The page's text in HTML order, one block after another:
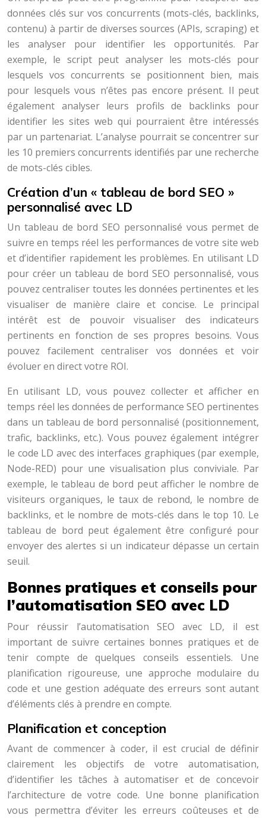
données clés sur vos concurrents (mots-clés, backlinks,
contenu) à partir de diverses sources (APIs, scraping) et
les analyser pour identifier les opportunités. Par
exemple, le script peut analyser les mots-clés pour
lesquels vos concurrents se positionnent bien, mais
pour lesquels vous n’êtes pas encore présent. Il peut
également analyser leurs profils de backlinks pour
identifier les sites web qui pourraient être intéressés
par un partenariat. L’analyse pourrait se concentrer sur
les 10 premiers concurrents identifiés par une recherche
de mots-clés cibles.
Création d’un « tableau de bord SEO »
personnalisé avec LD
Un tableau de bord SEO personnalisé vous permet de
suivre en temps réel les performances de votre site web
et d’identifier rapidement les problèmes. En utilisant LD
pour créer un tableau de bord SEO personnalisé, vous
pouvez centraliser toutes les données pertinentes et les
visualiser de manière claire et concise. Le principal
intérêt est de pouvoir visualiser des indicateurs
pertinents en fonction de ses propres besoins. Vous
pouvez facilement centraliser vos données et voir
évoluer en direct votre ROI.
En utilisant LD, vous pouvez collecter et afficher en
temps réel les données de performance SEO pertinentes
dans un tableau de bord personnalisé (positionnement,
trafic, backlinks, etc.). Vous pouvez également intégrer
le code LD avec des interfaces graphiques (par exemple,
Node-RED) pour une visualisation plus conviviale. Par
exemple, le tableau de bord peut afficher le nombre de
visiteurs organiques, le taux de rebond, le nombre de
backlinks, et le nombre de mots-clés dans le top 10. Le
tableau de bord peut également être configuré pour
envoyer des alertes si un indicateur dépasse un certain
seuil.
Bonnes pratiques et conseils pour
l’automatisation SEO avec LD
Pour réussir l’automatisation SEO avec LD, il est
important de suivre certaines bonnes pratiques et de
tenir compte de quelques conseils essentiels. Une
planification rigoureuse, une approche modulaire du
code et une gestion adéquate des erreurs sont autant
d’éléments clés à prendre en compte.
Planification et conception
Avant de commencer à coder, il est crucial de définir
clairement les objectifs de votre automatisation,
d’identifier les tâches à automatiser et de concevoir
l’architecture de votre code. Une bonne planification
vous permettra d’éviter les erreurs coûteuses et de